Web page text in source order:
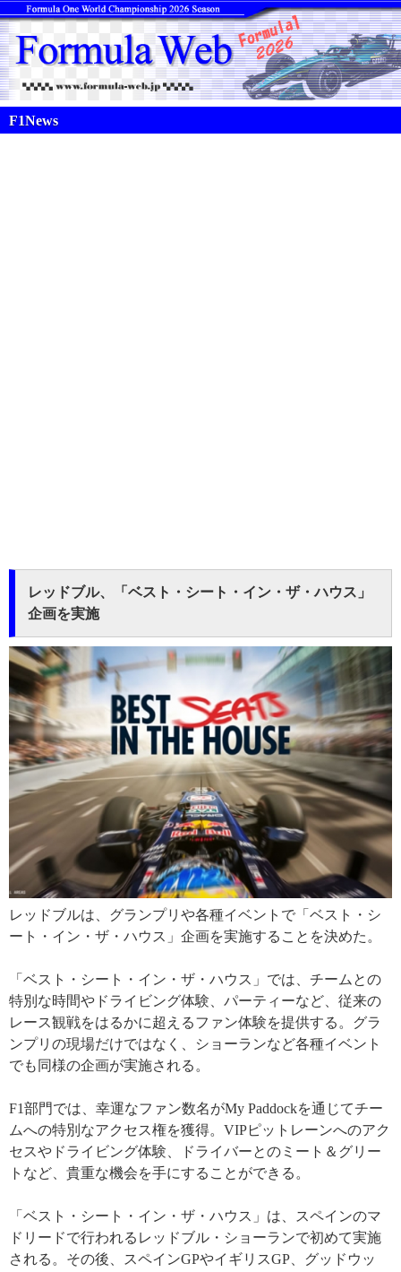
F1News
レッドブル、「ベスト・シート・イン・ザ・ハウス」
企画を実施
レッドブルは、グランプリや各種イベントで「ベスト・シ
ート・イン・ザ・ハウス」企画を実施することを決めた。
「ベスト・シート・イン・ザ・ハウス」では、チームとの
特別な時間やドライビング体験、パーティーなど、従来の
レース観戦をはるかに超えるファン体験を提供する。グラ
ンプリの現場だけではなく、ショーランなど各種イベント
でも同様の企画が実施される。
F1部門では、幸運なファン数名がMy Paddockを通じてチー
ムへの特別なアクセス権を獲得。VIPピットレーンへのアク
セスやドライビング体験、ドライバーとのミート＆グリー
トなど、貴重な機会を手にすることができる。
「ベスト・シート・イン・ザ・ハウス」は、スペインのマ
ドリードで行われるレッドブル・ショーランで初めて実施
される。その後、スペインGPやイギリスGP、グッドウッ